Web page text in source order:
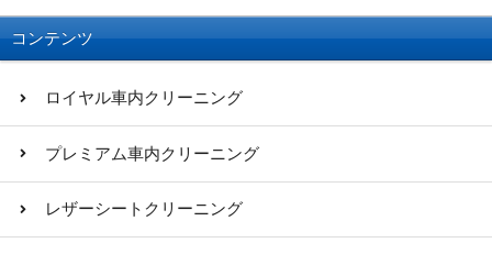
コンテンツ
ロイヤル車内クリーニング
プレミアム車内クリーニング
レザーシートクリーニング